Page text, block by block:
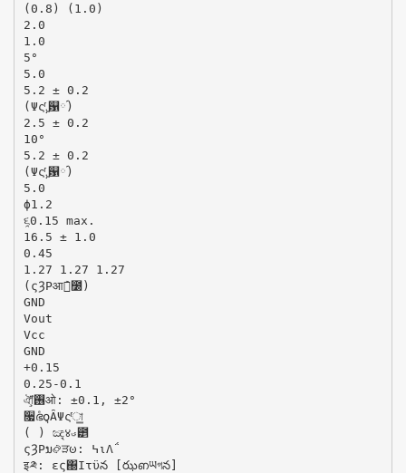
(0.8) (1.0)
2.0
1.0
5°
5.0
5.2 ± 0.2
(Ψςͬ‫͚܄‬଱༹)
2.5 ± 0.2
10°
5.2 ± 0.2
(Ψςͬ‫͚܄‬଱༹)
5.0
ϕ1.2
૬̯0.15 max.
16.5 ± 1.0
0.45
1.27 1.27 1.27
(ςȜΡआࡓ́ܰ೰)
GND
Vout
Vcc
GND
+0.15
0.25-0.1
ঐা̧̈́࢖ओ: ±0.1, ±2°
૗ഭͤ໐͉ȂΨςͬা̳
( ) ඤ͉४ࣉ౵
ςȜΡນ࿂ੜၑ: ߆ιΛ΅
इ༫: ες΀Ιτϋన [ఝഩཡগన]